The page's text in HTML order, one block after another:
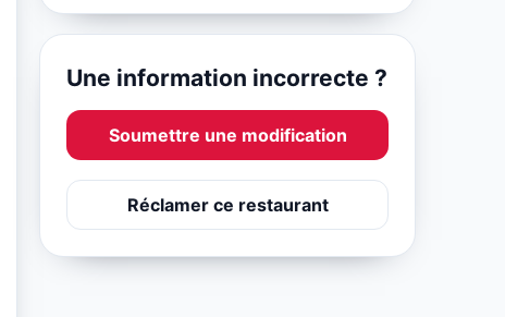
Une information incorrecte ?
Soumettre une modification
Réclamer ce restaurant